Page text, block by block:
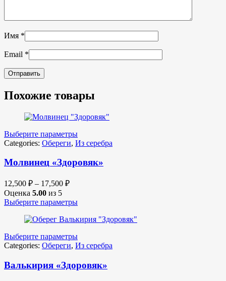
Имя *
Email *
Похожие товары
Выберите параметры
Categories: Обереги, Из серебра
Молвинец «Здоровяк»
12,500 ₽ – 17,500 ₽
Оценка 5.00 из 5
Выберите параметры
Выберите параметры
Categories: Обереги, Из серебра
Валькирия «Здоровяк»